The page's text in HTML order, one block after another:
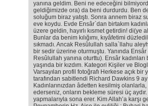
yanına geldim. Beni ne edeceğini
geldiğimizde ora) da beni durdurdu. Ben
soluğum biraz yatıştı. Sonra annem biraz
eve koydu. Evde Ensâr`dan birtakım
üzere geldin, hayırlı kısmet getirdin! di(ye
Bunlar da benim kılığımı, kıyâfetimi
sıkmadı. Ancak Resûlullah salla`llahu
bir sedir üzerine oturmuştu. Yanında
Resûlullah yanına oturttu). Ensâr
yaşında bir kızdım. Kategori Kişiler ve
Varsayılan profil fotoğrafı Herkese açık
tarafından sabitlendi Richard Dawkins 9
Kadınlarınızdan âdetten kesilmiş
ederseniz, onların bekleme süresi üç
yapmalarıyla sona erer. Kim Allah’a karşı